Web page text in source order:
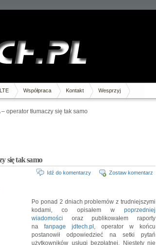
LTE Współpraca Kontakt Wesprzyj
operator tłumaczy się tak samo
się tak samo
Zostaw komentarz
Idź do komentarzy
Po ponad 2 dniach problemów z trudniejszymi
kodami, co opisałem w poprzedniej
wiadomości oraz publikowałem raporty
na fanpage jdtech.pl , operator w końcu
postanowił odpowiedzieć na setki pytań
użytkowników usługi bezpłatnej. Niestety nie